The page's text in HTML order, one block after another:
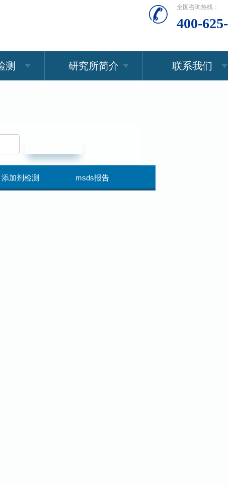
全国咨询热线：
400-
测 研究所简介 联系我们
添加剂检测 msds报告